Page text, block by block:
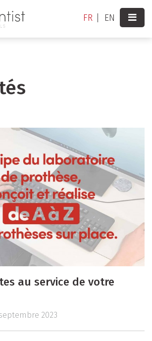
FR EN
au service de votre
2023